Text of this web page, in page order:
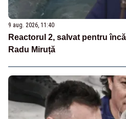
9 aug. 2026, 11:40
Reactorul 2, salvat pentru
Radu Miruță